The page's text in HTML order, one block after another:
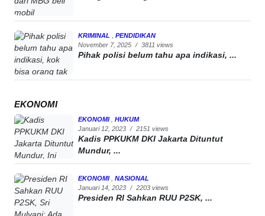
KRIMINAL
PENDIDIKAN
November 7, 2025 / 3811 views
Pihak polisi belum tahu apa indikasi, ...
EKONOMI
EKONOMI
HUKUM
Januari 12, 2023 / 2151 views
Kadis PPKUKM DKI Jakarta Dituntut
Mundur, ...
EKONOMI
NASIONAL
Januari 14, 2023 / 2203 views
Presiden RI Sahkan RUU P2SK, ...